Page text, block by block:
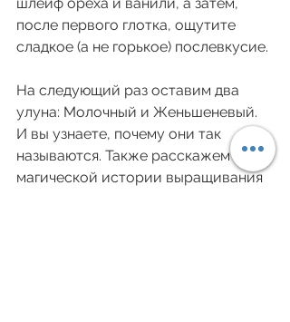
после первого глотка, ощутите
сладкое (а не горькое) послевкусие.
На следующий раз оставим два
улуна: Молочный и Женьшеневый.
И вы узнаете, почему они так
называются. Также расскажем о
магической истории выращивания